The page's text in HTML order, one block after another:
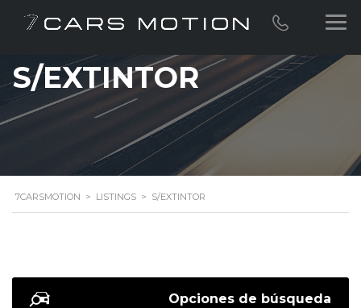
S/EXTINTOR
7CARSMOTION > LISTINGS > S/EXTINTOR
Opciones de búsqueda